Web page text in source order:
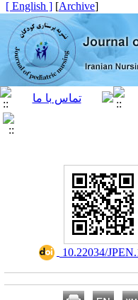
[
Archive
]
[ English ]
10.22034/